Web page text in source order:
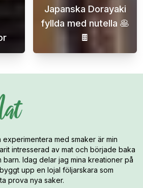
smaksinne och låt oss föra in
Japanska Dorayaki
fyllda med nutella 🥞
🍫
Upptäck den
med smaker är min
intresserad av mat och började baka
barn. Idag delar jag mina kreationer på
upp en lojal följarskara som
prova nya saker.